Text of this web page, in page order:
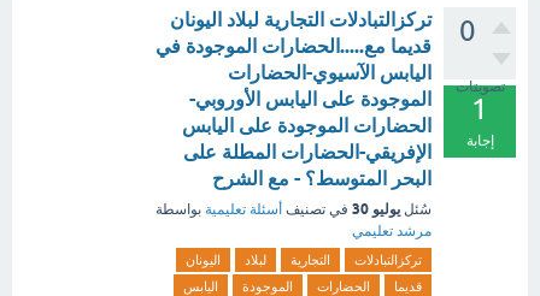
0
تصويتات
1
إجابة
تركزالتبادلات التجارية لبلاد اليونان
قديما مع.....الحضارات الموجودة في
اليابس الآسيوي-الحضارات
الموجودة على اليابس الأوروبي-
الحضارات الموجودة على اليابس
الإفريقي-الحضارات المطلة على
البحر المتوسط؟ - مع الشرح
سُئل يوليو 30 في تصنيف أسئلة تعليمية بواسطة
مرشد تعليمي
تركزالتبادلات التجارية لبلاد
اليونان
قديما
الحضارات الموجودة
اليابس